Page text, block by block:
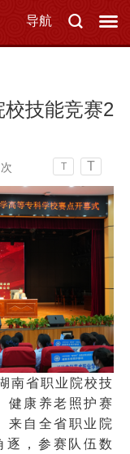
导航
技能竞赛2
次 T T
南省职业院校技
健康养老照护赛
来自全省职业院
逐，参赛队伍数